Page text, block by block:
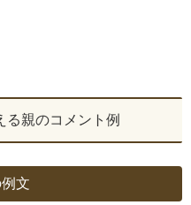
る親のコメント例
文